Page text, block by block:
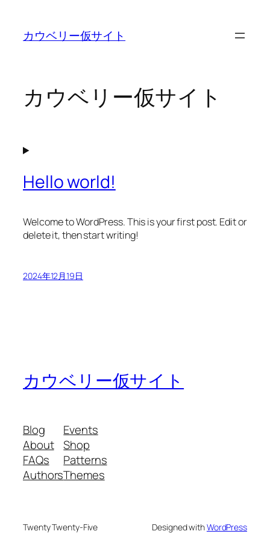
カウベリー仮サイト
カウベリー仮サイト
Hello world!
Welcome to WordPress. This is your first post. Edit or
delete it, then start writing!
2024年12月19日
カウベリー仮サイト
Blog
About
FAQs
Authors
Events
Shop
Patterns
Themes
Twenty Twenty-Five Designed withWordPress